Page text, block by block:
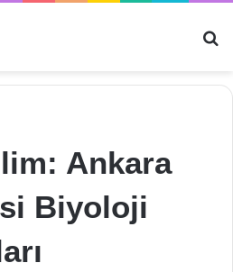
Ankara
Biyoloji